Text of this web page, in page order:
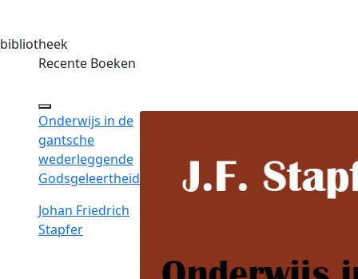
bibliotheek
Recente Boeken
Onderwijs in de
gantsche
wederleggende
Godsgeleertheid
Johan Friedrich
Stapfer